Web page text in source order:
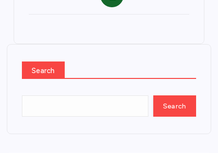
Search
Search